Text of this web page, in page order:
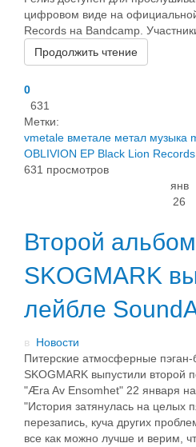
цифровом виде на
Records на Bandcamp.
Продолжить чтение
0
631
Метки:
vmetale вметале метал музыка
OBLIVION EP Black Lion Records
631 просмотров
янв
26
Второй альбом
SKOGMARK
лейбле
в Новости
Питерские атмосферные пэган-
SKOGMARK выпустили
"Æra Av Ensomhet" 22 января на
"История затянулась на целых
перезапись, куча других
все как можно лучше и верим,